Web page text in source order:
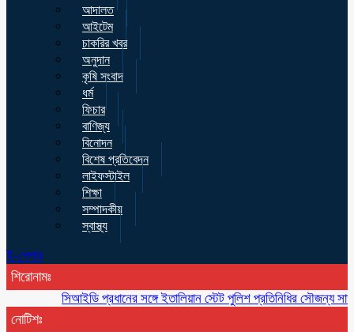
আদালত
আইটেম
চাকরির খবর
অনুদান
কৃষি সংবাদ
ধর্ম
ফিচার
বাণিজ্য
বিনোদন
বিশেষ প্রতিবেদন
লাইফস্টাইল
শিক্ষা
সম্পাদকীয়
স্বাস্থ্য
ই-পেপার
শিরোনামঃ
সিআইডি প্রধানের সঙ্গে ইতালিয়ান স্টেট পুলিশ প্রতিনিধির সৌজন্য সাক্ষাৎ
নোটিশঃ